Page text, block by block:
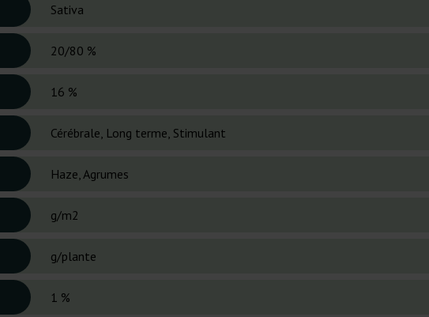
Sativa
20/80 %
16 %
Cérébrale, Long terme, Stimulant
Haze, Agrumes
g/m2
g/plante
1 %